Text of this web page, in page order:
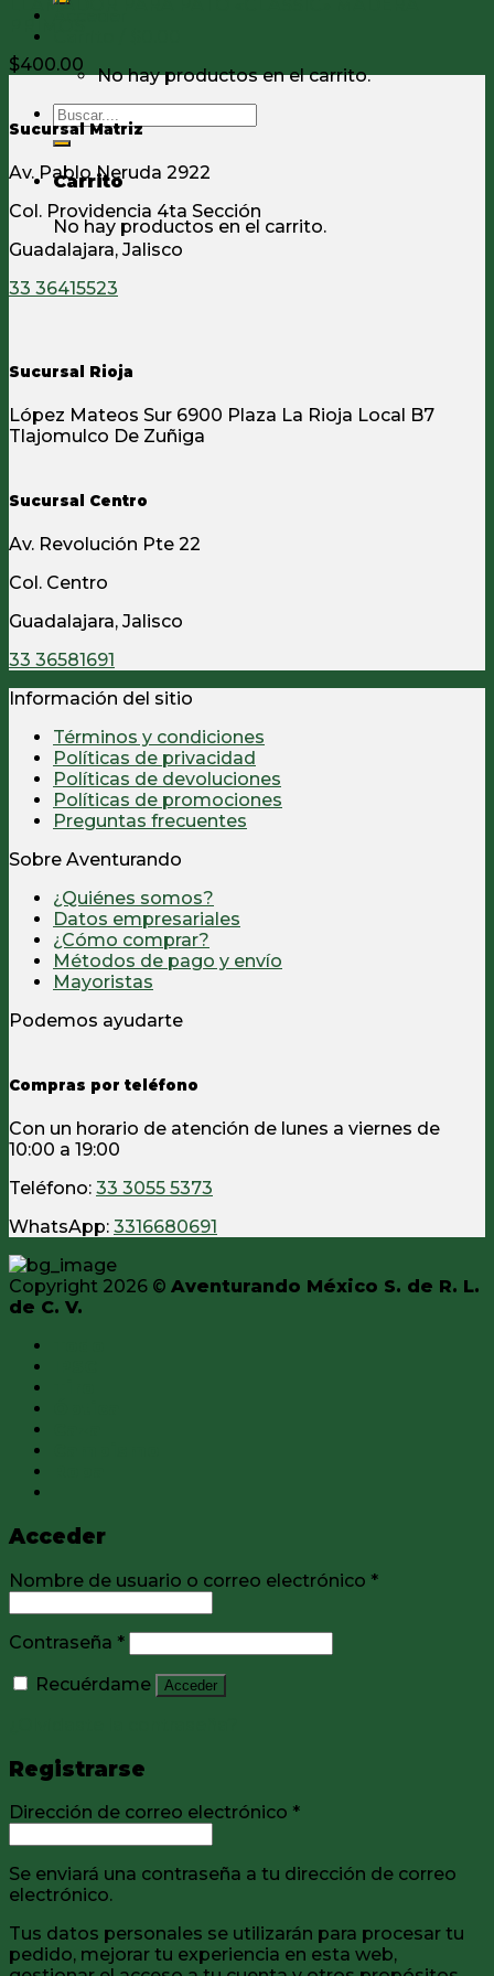
No hay productos en el carrito.
Buscar
por:
Carrito
No hay productos en el carrito.
LLAMADOR PARA PATO «CLASSIC» MADERA
PRIMOS
$400.00
Sucursal Matriz
Av. Pablo Neruda 2922
Col. Providencia 4ta Sección
Guadalajara, Jalisco
33 36415523
Sucursal Rioja
López Mateos Sur 6900 Plaza La Rioja Local B7
Tlajomulco De Zuñiga
Sucursal Centro
Av. Revolución Pte 22
Col. Centro
Guadalajara, Jalisco
33 36581691
Información del sitio
Términos y condiciones
Políticas de privacidad
Políticas de devoluciones
Políticas de promociones
Preguntas frecuentes
Sobre Aventurando
¿Quiénes somos?
Datos empresariales
¿Cómo comprar?
Métodos de pago y envío
Mayoristas
Podemos ayudarte
Compras por teléfono
Con un horario de atención de lunes a viernes de
10:00 a 19:00
Teléfono: 33 3055 5373
WhatsApp: 3316680691
Copyright 2026 © Aventurando México S. de R. L.
de C. V.
Acceder
Nombre de usuario o correo electrónico *
Contraseña *
Recuérdame
Acceder
Registrarse
Dirección de correo electrónico *
Se enviará una contraseña a tu dirección de correo
electrónico.
Tus datos personales se utilizarán para procesar tu
pedido, mejorar tu experiencia en esta web,